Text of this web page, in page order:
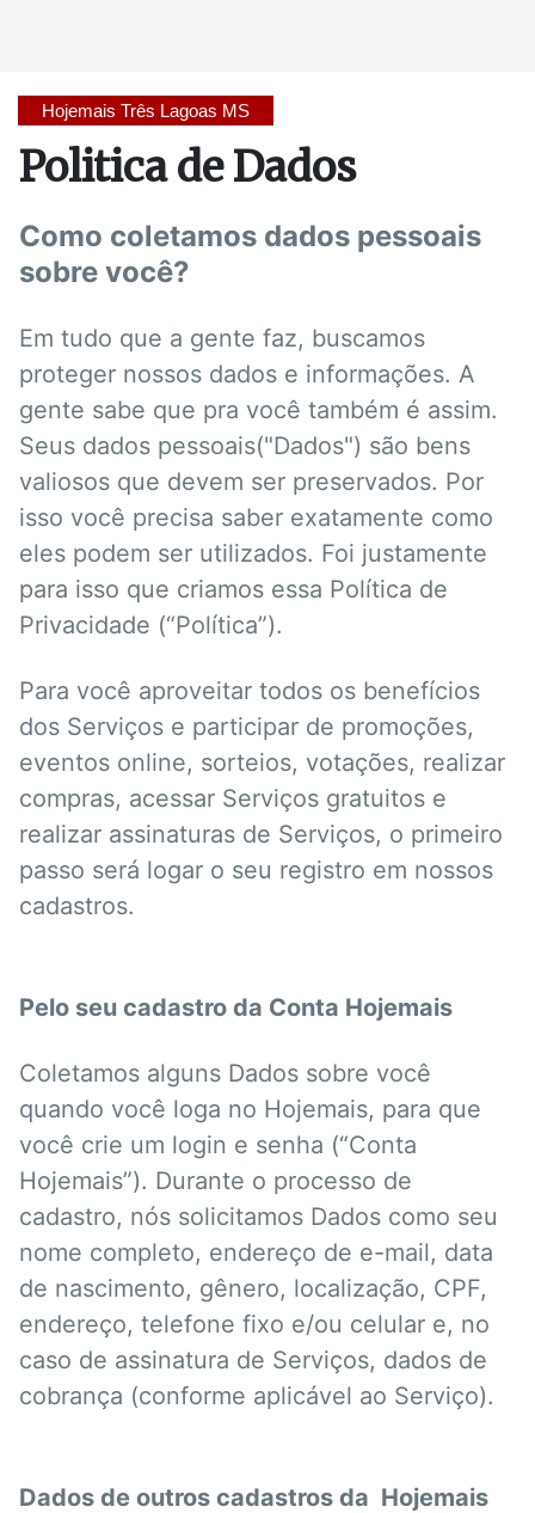
Hojemais Três Lagoas MS
Politica de Dados
Como coletamos dados pessoais
sobre você?
Em tudo que a gente faz, buscamos
proteger nossos dados e informações. A
gente sabe que pra você também é assim.
Seus dados pessoais("Dados") são bens
valiosos que devem ser preservados. Por
isso você precisa saber exatamente como
eles podem ser utilizados. Foi justamente
para isso que criamos essa Política de
Privacidade (“Política”).
Para você aproveitar todos os benefícios
dos Serviços e participar de promoções,
eventos online, sorteios, votações, realizar
compras, acessar Serviços gratuitos e
realizar assinaturas de Serviços, o primeiro
passo será logar o seu registro em nossos
cadastros.
Pelo seu cadastro da Conta Hojemais
Coletamos alguns Dados sobre você
quando você loga no Hojemais, para que
você crie um login e senha (“Conta
Hojemais”). Durante o processo de
cadastro, nós solicitamos Dados como seu
nome completo, endereço de e-mail, data
de nascimento, gênero, localização, CPF,
endereço, telefone fixo e/ou celular e, no
caso de assinatura de Serviços, dados de
cobrança (conforme aplicável ao Serviço).
Dados de outros cadastros da Hojemais